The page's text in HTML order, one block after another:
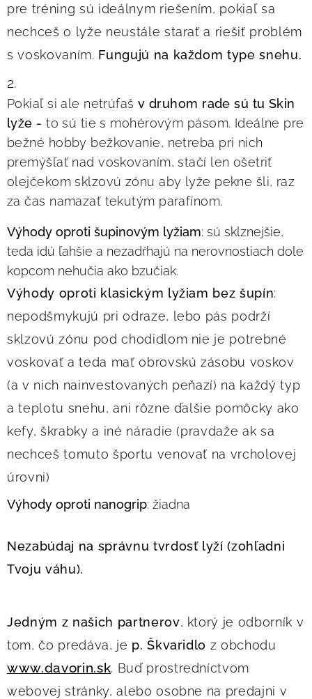
pre tréning sú ideálnym riešením, pokiaľ sa
nechceš o lyže neustále starať a riešiť problém
s voskovaním. Fungujú na každom type snehu.
2.
Pokiaľ si ale netrúfašv druhom rade sú tu Skin
lyže - to sú tie s mohérovým pásom. Ideálne pre
bežné hobby bežkovanie, netreba pri nich
premýšľať nad voskovaním, stačí len ošetriť
olejčekom sklzovú zónu aby lyže pekne šli, raz
za čas namazať tekutým parafínom.
Výhody oproti šupinovým lyžiam: sú sklznejšie,
teda idú ľahšie a nezadŕhajú na nerovnostiach dole
kopcom nehučia ako bzučiak.
Výhody oproti klasickým lyžiam bez šupín:
nepodšmykujú pri odraze, lebo pás podrží
sklzovú zónu pod chodidlom nie je potrebné
voskovať a teda mať obrovskú zásobu voskov
(a v nich nainvestovaných peňazí) na každý typ
a teplotu snehu, ani rôzne ďalšie pomôcky ako
kefy, škrabky a iné náradie (pravdaže ak sa
nechceš tomuto športu venovať na vrcholovej
úrovni)
Výhody oproti nanogrip: žiadna
Nezabúdaj na správnu tvrdosť lyží (zohľadni
Tvoju váhu).
Jedným z našich partnerov, ktorý je odborník v
tom, čo predáva, je p. Škvaridlo z obchodu
www.davorin.sk. Buď prostredníctvom
webovej stránky, alebo osobne na predajni v